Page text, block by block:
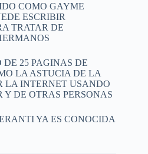
COMO GAYME
ESCRIBIR
TRATAR DE
25 PAGINAS DE
LA ASTUCIA DE LA
LA INTERNET USANDO
Y DE OTRAS PERSONAS
YA ES CONOCIDA